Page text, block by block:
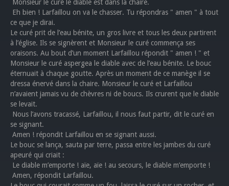
Monsieur le curé le diable est dans la chaire.
Eh bien ! Larfaillou on va le chasser. Tu répondras " amen " à tout
ce que je dirai.
Le curé prit de l’eau bénite, un gros livre et tous les deux partirent
à l’église. Ils se signèrent et Monsieur le curé commença ses
oraisons. Au bout d’un moment Larfaillou répondit " amen ! " et
Monsieur le curé aspergea le diable avec de l’eau bénite. Le bouc
éternuait à chaque goutte. Après un moment de ce manège il se
dressa énervé dans la chaire. Monsieur le curé et Larfaillou
n’avaient jamais vu de chèvres ni de boucs. Ils crurent que le diable
se levait.
Nous l’avons tracassé, Larfaillou, il nous faut partir, dit le curé en
se signant.
Amen ! répondit Larfaillou en se signant aussi.
Le bouc se lança, sauta par terre, passa entre les jambes du curé
apeuré qui criait :
Le diable m’emporte ! aïe, aïe ! au secours, le diable m’emporte !
Amen, répondit Larfaillou.